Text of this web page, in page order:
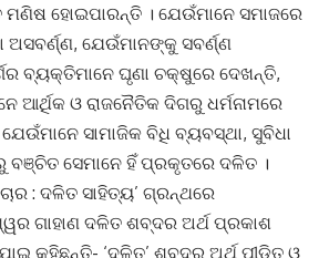
ହୋଇପାରନ୍ତି । ଯେଉଁମାନେ ସମାଜରେ
ଅସବର୍ଣ୍ଣ, ଯେଉଁମାନଙ୍କୁ ସବର୍ଣ୍ଣ
ବ୍ୟକ୍ତିମାନେ ଘୃଣା ଚକ୍ଷୁରେ ଦେଖନ୍ତି,
ଆର୍ଥିକ ଓ ରାଜନୈତିକ ଦିଗରୁ ଧର୍ମନାମରେ
ସାମାଜିକ ବିଧି ବ୍ୟବସ୍ଥା, ସୁବିଧା
ସେମାନେ ହିଁ ପ୍ରକୃତରେ ଦଳିତ ।
: ଦଳିତ ସାହିତ୍ୟ’ ଗ୍ରନ୍ଥରେ
ଗାହାଣ ଦଳିତ ଶବ୍ଦର ଅର୍ଥ ପ୍ରକାଶ
କହିଛନ୍ତି- ‘ଦଳିତ’ ଶବ୍ଦର ଅର୍ଥ ପୀଡ଼ିତ ଓ